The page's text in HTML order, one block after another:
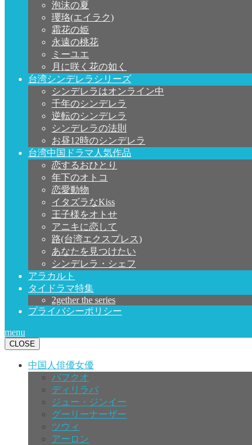
泡沫の夏
瓔珞(エイラク)
霜花の姫
永遠の桃花
ミーユエ
月に咲く花の如く
台湾シンデレラシリーズ
シンデレラはオンライン中
千年のシンデレラ
逆転のシンデレラ
シンデレラの法則
お昼12時のシンデレラ
台湾中国ドラマ人気作品
恋するおひとり
年下のオトコ
恋愛動物
イタズラなKiss
王子様をオトせ
アニキに恋して
路(台湾エクスプレス)
あなたを見つけたい
シンデレラ・シェフ
アラカルト
タイドラマ特集
2gether the series
プライバシーポリシー
menu
CLOSE
中国人俳優女優
パフクオ
ディリラバ
ジュー・ジンイー
グーリーナーザー
ツウィ
アーロン